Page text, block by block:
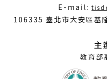
E-mail:
106335 臺北市大安區基
主
教育部